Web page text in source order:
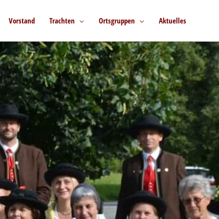
Vorstand Trachten Ortsgruppen Aktuelles